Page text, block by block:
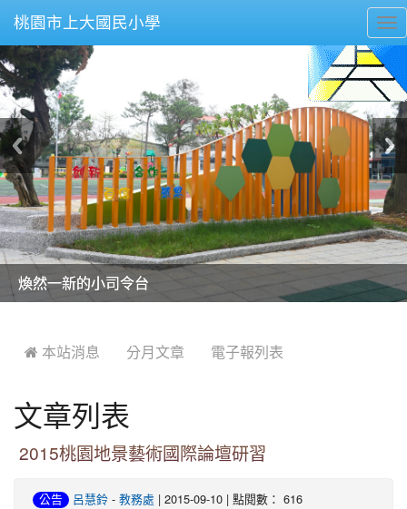
桃園市上大國民小學
美麗的操場是我們活力的來源
美麗的操場是我們活力的來源
煥然一新的小司令台
煥然一新的小司令台
富含桃園埤塘田園風光意象的中廊
富含桃園埤塘田園風光意象的中廊
嶄新的中庭廣場
嶄新的中庭廣場
水生池生生不息
水生池生生不息
 本站消息 分月文章 電子報列表
文章列表
2015桃園地景藝術國際論壇研習
公告 呂慧鈴 - 教務處 | 2015-09-10 | 點閱數： 616